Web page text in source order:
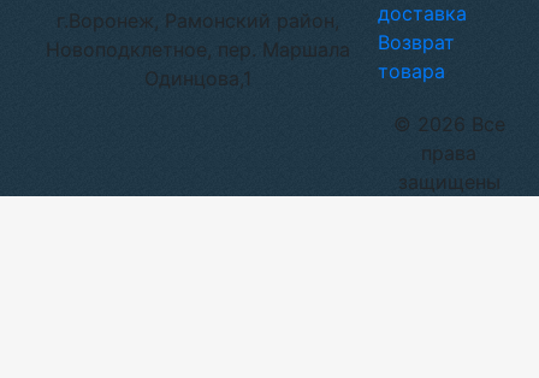
г.Воронеж, Рамонский район,
Новоподклетное, пер. Маршала
Одинцова,1
© 2026 Все
права
защищены
доставка
Возврат
товара